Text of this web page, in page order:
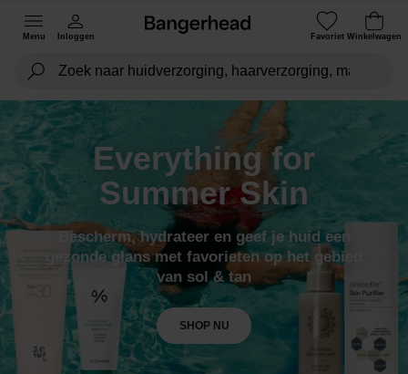
Menu Inloggen Favoriet Winkelwagen
Everything for
Summer Skin
Bescherm, hydrateer en geef je huid een
gezonde glans met favorieten op het gebied
van sol & tan
SHOP NU